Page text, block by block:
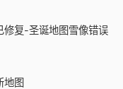
修复-圣诞地图雪像错误
地图